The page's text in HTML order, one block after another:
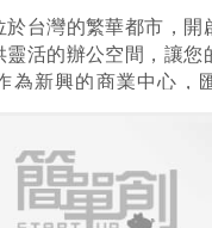
台灣的繁華都市，開
活的辦公空間，讓您
為新興的商業中心，
門口，步行450公尺即可
。開車約3.8公里即可抵
來訪的客戶。無論您需